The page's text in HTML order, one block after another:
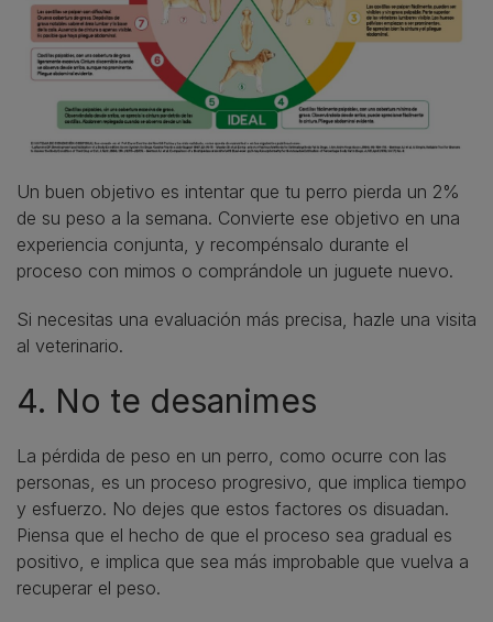
Un buen objetivo es intentar que tu perro pierda un 2%
de su peso a la semana. Convierte ese objetivo en una
experiencia conjunta, y recompénsalo durante el
proceso con mimos o comprándole un juguete nuevo.
Si necesitas una evaluación más precisa, hazle una visita
al veterinario.
4. No te desanimes
La pérdida de peso en un perro, como ocurre con las
personas, es un proceso progresivo, que implica tiempo
y esfuerzo. No dejes que estos factores os disuadan.
Piensa que el hecho de que el proceso sea gradual es
positivo, e implica que sea más improbable que vuelva a
recuperar el peso.